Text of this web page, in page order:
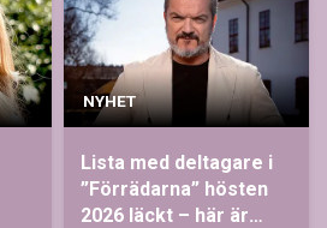
NYHET
Lista med deltagare i
”Förrädarna” hösten
2026 läckt – här är